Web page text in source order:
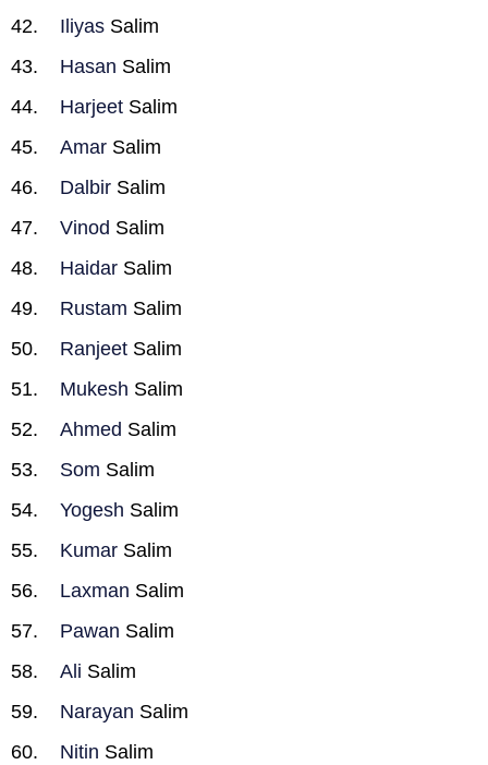
Iliyas Salim
Hasan Salim
Harjeet Salim
Amar Salim
Dalbir Salim
Vinod Salim
Haidar Salim
Rustam Salim
Ranjeet Salim
Mukesh Salim
Ahmed Salim
Som Salim
Yogesh Salim
Kumar Salim
Laxman Salim
Pawan Salim
Ali Salim
Narayan Salim
Nitin Salim